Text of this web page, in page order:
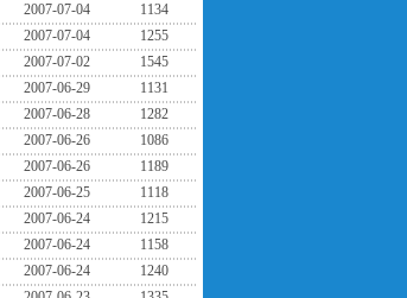
2007-07-04
1134
2007-07-04
1255
2007-07-02
1545
2007-06-29
1131
2007-06-28
1282
2007-06-26
1086
2007-06-26
1189
2007-06-25
1118
2007-06-24
1215
2007-06-24
1158
2007-06-24
1240